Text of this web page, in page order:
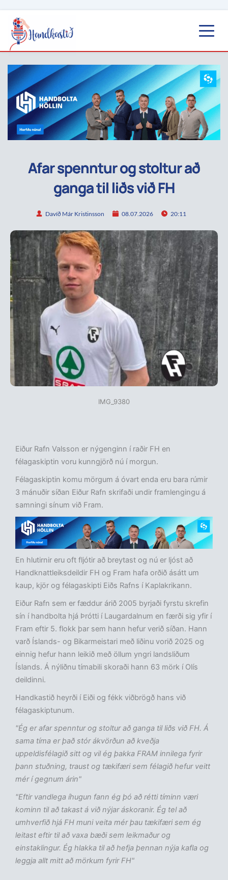
Afar spenntur og stoltur að
ganga til liðs við FH
Davíð Már Kristinsson 08.07.2026 20:11
IMG_9380
Eiður Rafn Valsson er nýgenginn í raðir FH en
félagaskiptin voru kunngjörð nú í morgun.
Félagaskiptin komu mörgum á óvart enda eru bara rúmir
3 mánuðir síðan Eiður Rafn skrifaði undir framlengingu á
samningi sínum við Fram.
En hlutirnir eru oft fljótir að breytast og nú er ljóst að
Handknattleiksdeildir FH og Fram hafa orðið ásátt um
kaup, kjör og félagaskipti Eiðs Rafns í Kaplakrikann.
Eiður Rafn sem er fæddur árið 2005 byrjaði fyrstu skrefin
sín í handbolta hjá Þrótti í Laugardalnum en færði sig yfir í
Fram eftir 5. flokk þar sem hann hefur verið síðan. Hann
varð Íslands- og Bikarmeistari með liðinu vorið 2025 og
einnig hefur hann leikið með öllum yngri landsliðum
Íslands. Á nýliðnu tímabili skoraði hann 63 mörk í Olís
deildinni.
Handkastið heyrði í Eiði og fékk viðbrögð hans við
félagaskiptunum.
"Ég er afar spenntur og stoltur að ganga til liðs við FH. Á
sama tíma er það stór ákvörðun að kveðja
uppeldisfélagið sitt og vil ég þakka FRAM innilega fyrir
þann stuðning, traust og tækifæri sem félagið hefur veitt
mér í gegnum árin"
"Eftir vandlega íhugun fann ég þó að rétti tíminn væri
kominn til að takast á við nýjar áskoranir. Ég tel að
umhverfið hjá FH muni veita mér þau tækifæri sem ég
leitast eftir til að vaxa bæði sem leikmaður og
einstaklingur. Ég hlakka til að hefja þennan nýja kafla og
leggja allt mitt að mörkum fyrir FH"